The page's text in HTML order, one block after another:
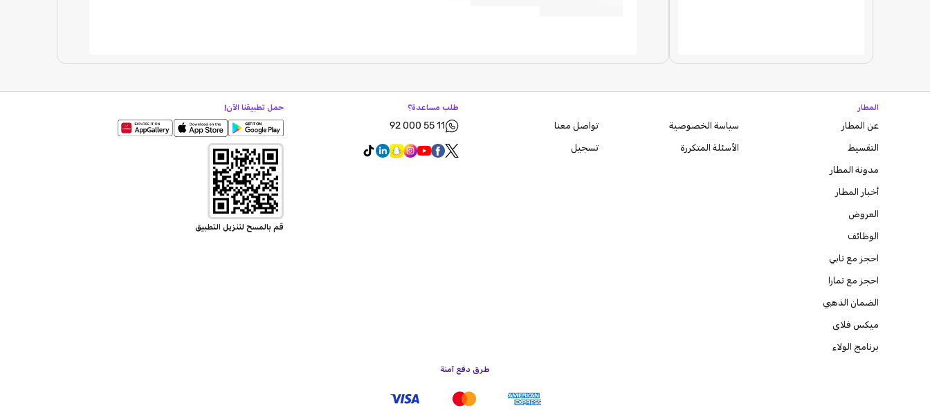
المطار
عن المطار
التقسيط
مدونة المطار
أخبار المطار
العروض
الوظائف
احجز مع تابي
احجز مع تمارا
الضمان الذهبي
ميكس فلاى
برنامج الولاء
سياسة الخصوصية
الأسئلة المتكررة
تواصل معنا
تسجيل
طلب مساعدة؟
92 000 55 11
حمل تطبيقنا الآن!
قم بالمسح لتنزيل التطبيق
طرق دفع آمنة